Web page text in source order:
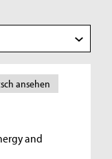
ansehen
and